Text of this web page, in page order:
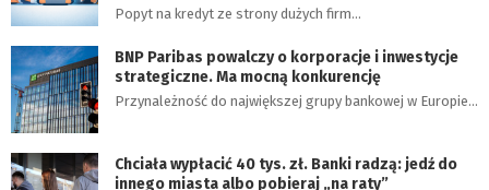
Popyt na kredyt ze strony dużych firm…
BNP Paribas powalczy o korporacje i inwestycje
strategiczne. Ma mocną konkurencję
Przynależność do największej grupy bankowej w Europie…
Chciała wypłacić 40 tys. zł. Banki radzą: jedź do
innego miasta albo pobieraj „na raty”